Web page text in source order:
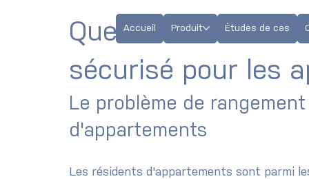
Accueil Produit Études de cas
Quel est le
sécurisé pour les
Le problème de
d'appartements
Les résidents d'appartements sont parmi